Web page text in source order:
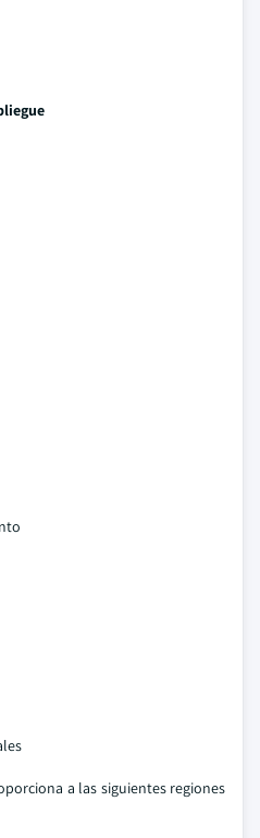
a las siguientes regiones